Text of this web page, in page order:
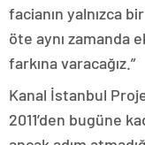
facianın yalnızca
öte aynı zamanda
farkına varacağız.”
Kanal İstanbul
2011’den bugüne